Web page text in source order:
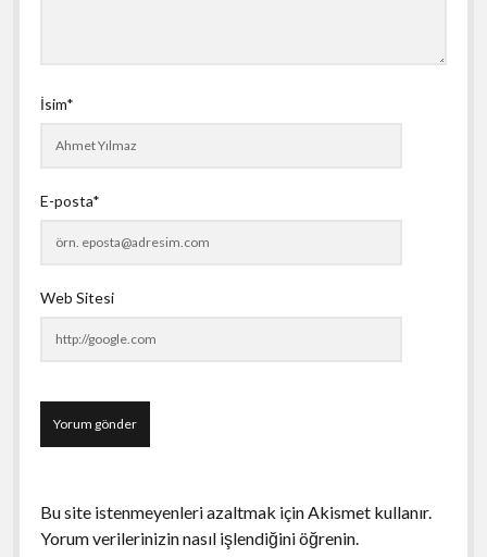
İsim*
E-posta*
Web Sitesi
Bu site istenmeyenleri azaltmak için Akismet kullanır.
Yorum verilerinizin nasıl işlendiğini öğrenin.